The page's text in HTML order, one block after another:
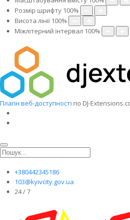
Розмір шрифту 100%
Висота лінії 100%
Міжлітерний інтервал 100%
Плагін веб-доступності по DJ-
+380442345186
103@kyivcity.gov.ua
24 / 7